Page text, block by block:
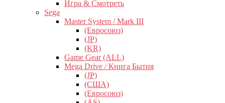
Игра & Смотреть
Sega
Master System / Mark III
(Евросоюз)
(JP)
(KR)
Game Gear (ALL)
Mega Drive / Книга Бытия
(JP)
(США)
(Евросоюз)